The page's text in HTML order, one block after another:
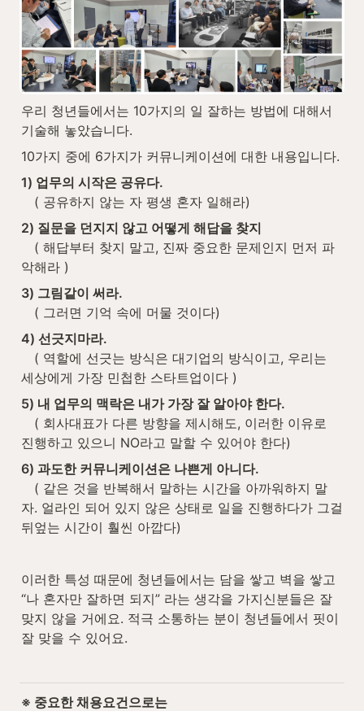
우리 청년들에서는 10가지의 일 잘하는 방법에 대해서
기술해 놓았습니다.
10가지 중에 6가지가 커뮤니케이션에 대한 내용입니다.
1) 업무의 시작은 공유다.
( 공유하지 않는 자 평생 혼자 일해라)
2) 질문을 던지지 않고 어떻게 해답을 찾지
( 해답부터 찾지 말고, 진짜 중요한 문제인지 먼저 파
악해라 )
3) 그림같이 써라.
( 그러면 기억 속에 머물 것이다)
4) 선긋지마라.
( 역할에 선긋는 방식은 대기업의 방식이고, 우리는
세상에게 가장 민첩한 스타트업이다 )
5) 내 업무의 맥락은 내가 가장 잘 알아야 한다.
( 회사대표가 다른 방향을 제시해도, 이러한 이유로
진행하고 있으니 NO라고 말할 수 있어야 한다)
6) 과도한 커뮤니케이션은 나쁜게 아니다.
( 같은 것을 반복해서 말하는 시간을 아까워하지 말
자. 얼라인 되어 있지 않은 상태로 일을 진행하다가 그걸
뒤엎는 시간이 훨씬 아깝다)
이러한 특성 때문에 청년들에서는 담을 쌓고 벽을 쌓고
“나 혼자만 잘하면 되지” 라는 생각을 가지신분들은 잘
맞지 않을 거에요. 적극 소통하는 분이 청년들에서 핏이
잘 맞을 수 있어요.
※ 중요한 채용요건으로는